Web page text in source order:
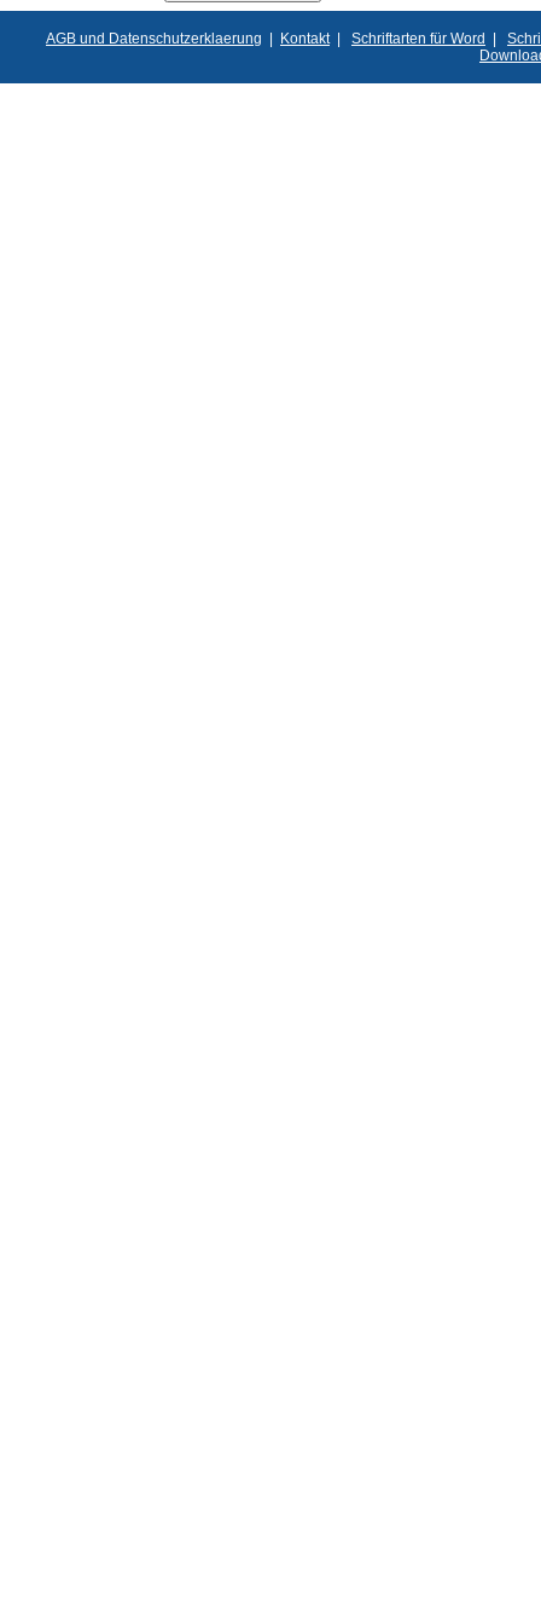
AGB und Datenschutzerklaerung | Kontakt| Schriftarten für Word |